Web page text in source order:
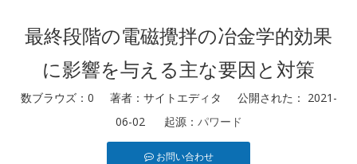
最終段階の電磁攪拌の冶金学的効果
に影響を与える主な要因と対策
数ブラウズ： 0 著者：サイトエディタ 公開された： 2021-
06-02 起源： パワード
お問い合わせ